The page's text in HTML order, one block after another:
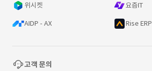
위시켓 요즘IT
AIDP - AX Rise ERP
고객 문의